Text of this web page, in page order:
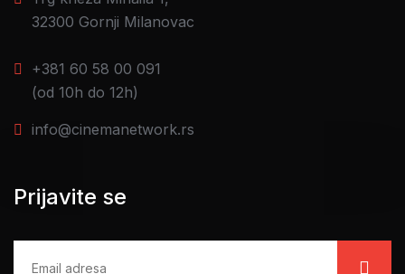
32300 Gornji Milanovac
+381 60 58 00 091
(od 10h do 12h)
info@cinemanetwork.rs
Prijavite se